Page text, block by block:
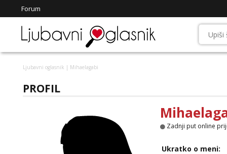
Forum
Ljubavni oglasnik | Mihaelagabi
PROFIL
Zadnji put online
Ukratko o meni: